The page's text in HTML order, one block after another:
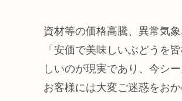
資材等の価格高騰、異常気
「安価で美味しいぶどうを
しいのが現実であり、今シ
お客様には大変ご迷惑をお